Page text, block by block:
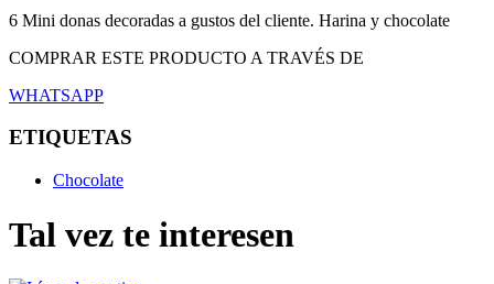
6 Mini donas decoradas a gustos del cliente. Harina y chocolate
COMPRAR ESTE PRODUCTO A TRAVÉS DE
WHATSAPP
ETIQUETAS
Chocolate
Tal vez te interesen